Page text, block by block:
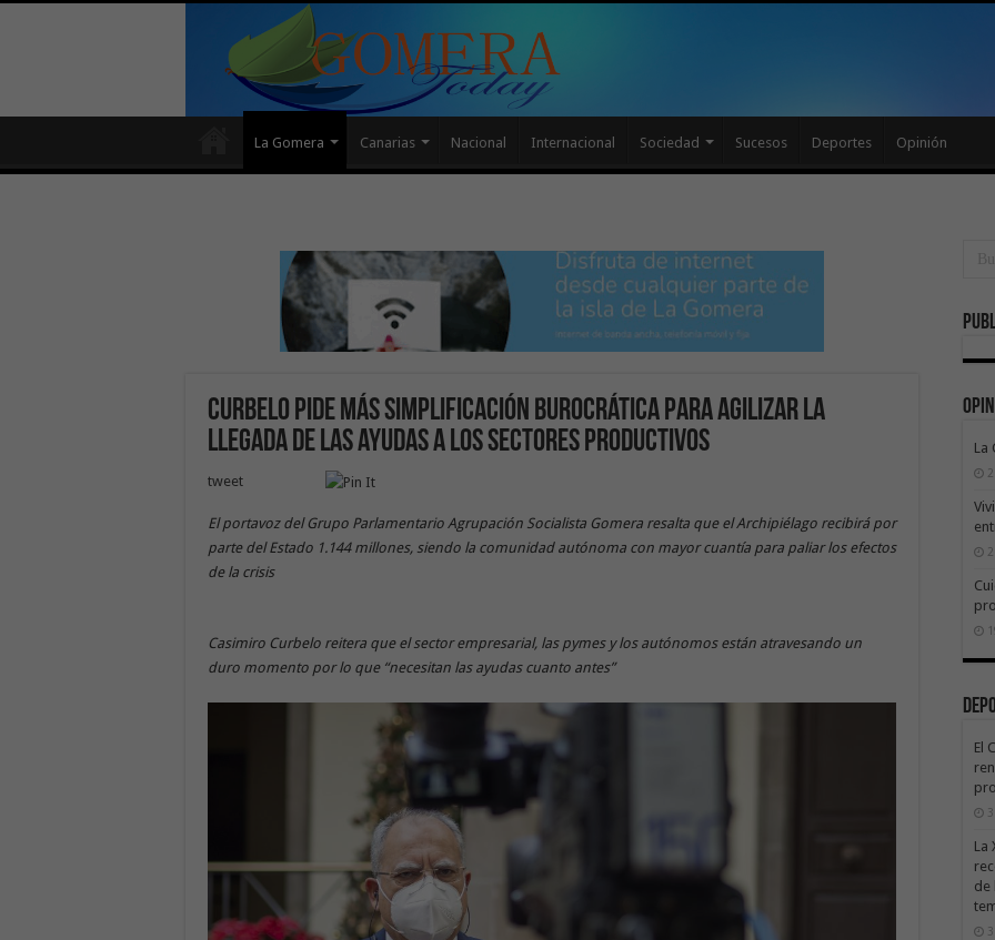
La Gomera Canarias Nacional Internacional Sociedad Sucesos Deportes Opinión
Curbelo pide más simplificación burocrática para agilizar la
llegada de las ayudas a los sectores productivos
tweet
El portavoz del Grupo Parlamentario Agrupación Socialista Gomera resalta que el Archipiélago recibirá por
parte del Estado 1.144 millones, siendo la comunidad autónoma con mayor cuantía para paliar los efectos
de la crisis
Casimiro Curbelo reitera que el sector empresarial, las pymes y los autónomos están atravesando un
duro momento por lo que “necesitan las ayudas cuanto antes”
La
El
La
de